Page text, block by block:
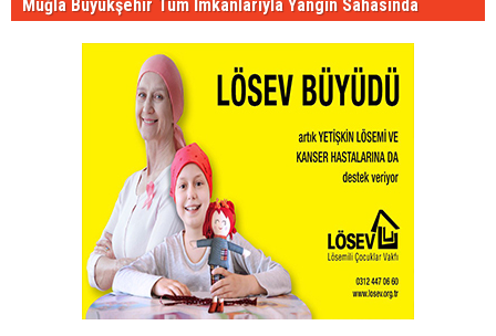
Muğla Büyükşehir Tüm İmkânlarıyla Yangın Sahasında